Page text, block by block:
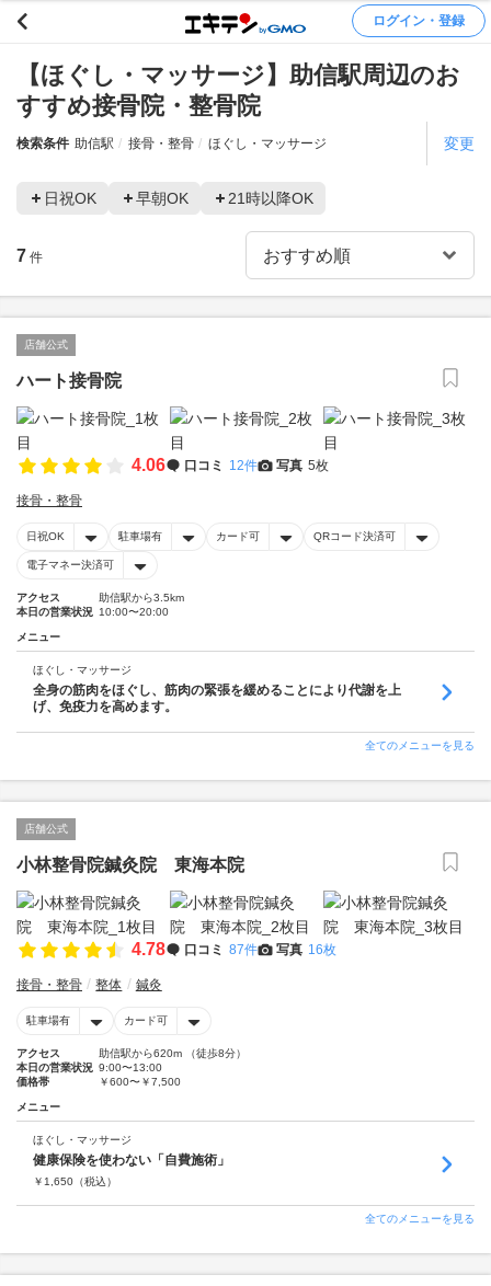
ログイン・登録
【ほぐし・マッサージ】助信駅周辺のお
すすめ接骨院・整骨院
検索条件 助信駅 接骨・整骨 ほぐし・マッサージ 変更
日祝OK 早朝OK 21時以降OK
7 件
店舗公式
ハート接骨院
4.06 口コミ 12件 写真 5枚
接骨・整骨
日祝OK 駐車場有 カード可 QRコード決済可
電子マネー決済可
アクセス
助信駅から3.5km
本日の営業状況 10:00〜20:00
メニュー
ほぐし・マッサージ
全身の筋肉をほぐし、筋肉の緊張を緩めることにより代謝を上
げ、免疫力を高めます。
全てのメニューを見る
店舗公式
小林整骨院鍼灸院 東海本院
4.78 口コミ 87件 写真 16枚
接骨・整骨 整体 鍼灸
駐車場有 カード可
アクセス
助信駅から620m （徒歩8分）
本日の営業状況 9:00〜13:00
価格帯
￥600〜￥7,500
メニュー
ほぐし・マッサージ
健康保険を使わない「自費施術」
￥ 1,650 （税込）
全てのメニューを見る